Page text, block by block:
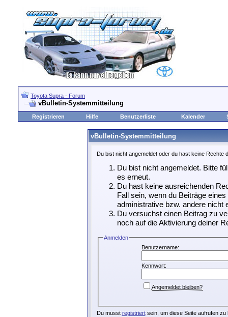
Toyota Supra - Forum
vBulletin-Systemmitteilung
Registrieren Hilfe Benutzerliste Kalender
vBulletin-Systemmitteilung
Du bist nicht angemeldet oder du hast keine Rechte
Du bist nicht angemeldet. Bitte
es erneut.
Du hast keine ausreichenden
Fall sein, wenn du Beiträge
administrative bzw. andere nicht
Du versuchst einen Beitrag zu
noch auf die Aktivierung deiner
Anmelden
Benutzername:
Kennwort:
Angemeldet bleiben?
Du musst registriertsein, um diese Seite aufrufen zu